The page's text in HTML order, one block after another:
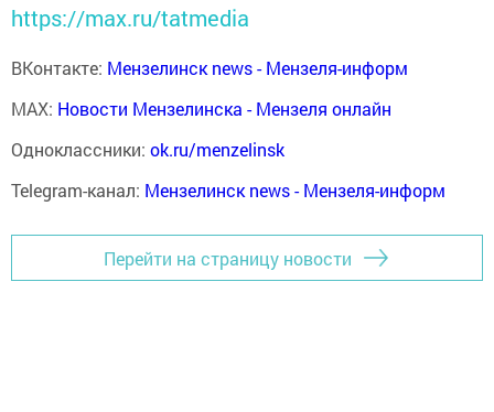
https://max.ru/tatmedia
ВКонтакте: Мензелинск news - Мензеля-информ
MAX: Новости Мензелинска - Мензеля онлайн
Одноклассники: ok.ru/menzelinsk
Telegram-канал: Мензелинск news - Мензеля-информ
Перейти на страницу новости